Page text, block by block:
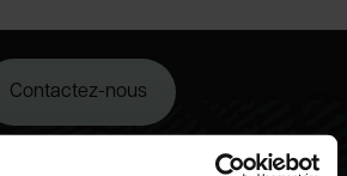
Contactez-nous